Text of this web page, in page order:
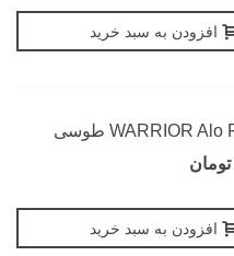
افزودن به سبد خرید
افزودن به سبد خرید